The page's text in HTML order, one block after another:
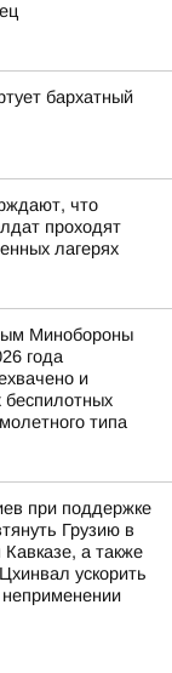
бархатный
что
проходят
лагерях
Минобороны
года
и
беспилотных
типа
при поддержке
Грузию в
а также
ускорить